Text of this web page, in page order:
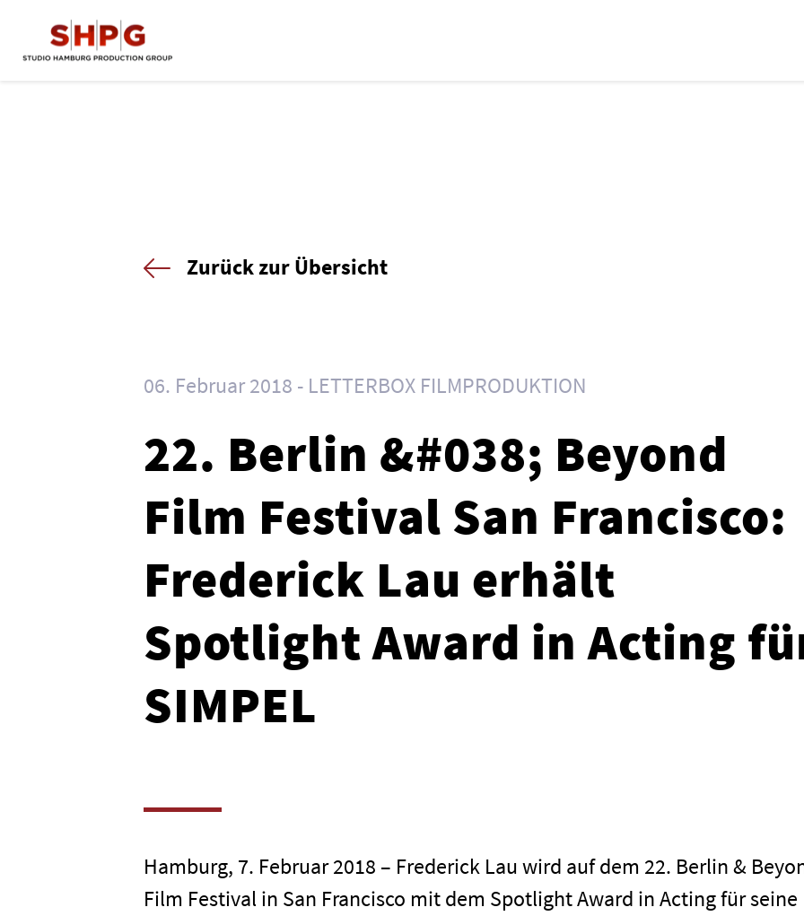
Zurück zur Übersicht
06. Februar 2018 LETTERBOX FILMPRODUKTION
22. Berlin &#038; Beyond
Film Festival San Francisco:
Frederick Lau erhält
Spotlight Award in Acting
SIMPEL
Hamburg, 7. Februar 2018 – Frederick Lau wird auf dem 22. Berlin &
Film Festival in San Francisco mit dem Spotlight Award in Acting für seine